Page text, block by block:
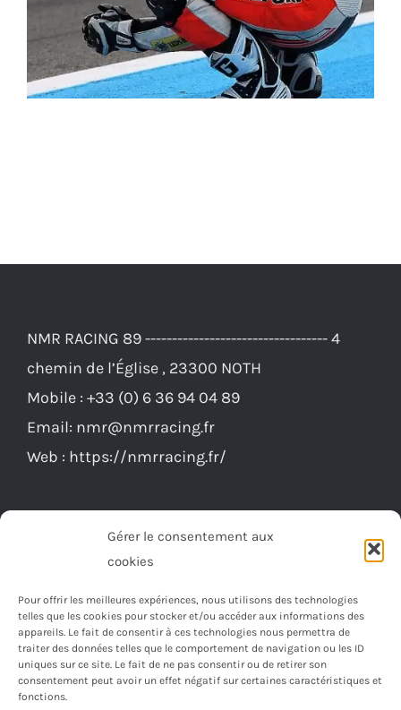
Gérer le consentement aux
cookies
Pour offrir les meilleures expériences, nous utilisons des technologies
telles que les cookies pour stocker et/ou accéder aux informations des
appareils. Le fait de consentir à ces technologies nous permettra de
traiter des données telles que le comportement de navigation ou les ID
uniques sur ce site. Le fait de ne pas consentir ou de retirer son
consentement peut avoir un effet négatif sur certaines caractéristiques et
fonctions.
NMR RACING 89 ---------------------------------- 4
chemin de l’Église , 23300 NOTH
Mobile : +33 (0) 6 36 94 04 89
Email: nmr@nmrracing.fr
Web : https://nmrracing.fr/